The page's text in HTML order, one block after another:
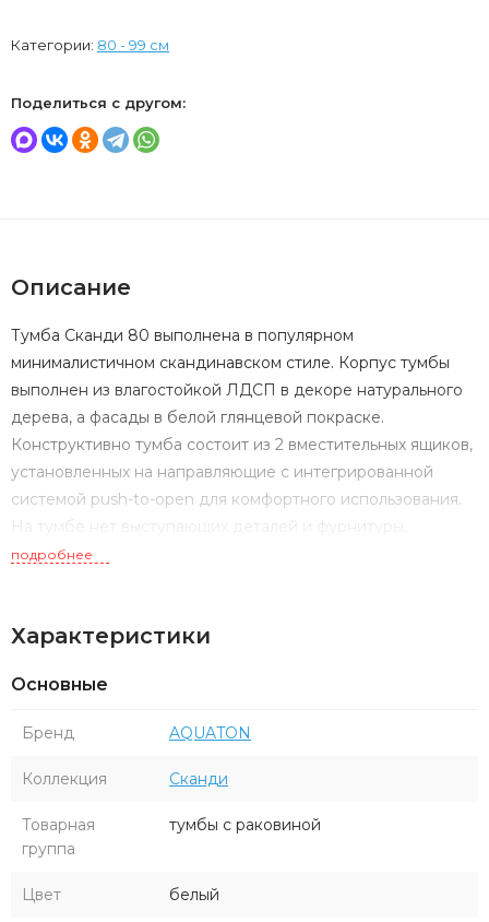
Категории: 80 - 99 см
Поделиться с другом:
Описание
Тумба Сканди 80 выполнена в популярном
минималистичном скандинавском стиле. Корпус тумбы
выполнен из влагостойкой ЛДСП в декоре натурального
дерева, а фасады в белой глянцевой покраске.
Конструктивно тумба состоит из 2 вместительных ящиков,
установленных на направляющие с интегрированной
системой push-to-open для комфортного использования.
На тумбе нет выступающих деталей и фурнитуры,
открытие ящиков реализовано нажатием на фасад. Тумба
двух вариантах: как подвесную или дополнительно
подробнее
Характеристики
Основные
Бренд AQUATON
Коллекция Сканди
Товарная
группа
тумбы с раковиной
Цвет белый